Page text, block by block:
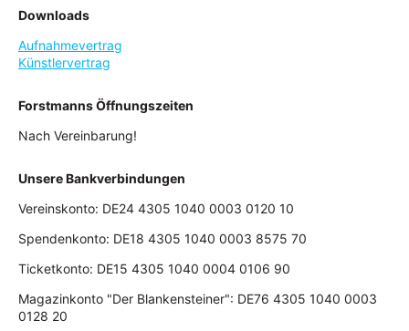
Downloads
Aufnahmevertrag
Künstlervertrag
Forstmanns Öffnungszeiten
Nach Vereinbarung!
Unsere Bankverbindungen
Vereinskonto: DE24 4305 1040 0003 0120 10
Spendenkonto: DE18 4305 1040 0003 8575 70
Ticketkonto: DE15 4305 1040 0004 0106 90
Magazinkonto "Der Blankensteiner": DE76 4305 1040 0003
0128 20